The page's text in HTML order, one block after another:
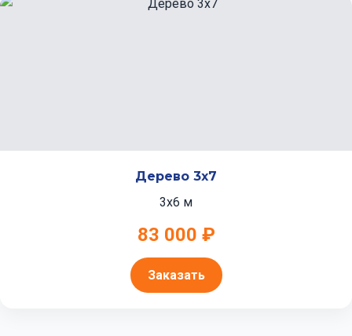
Дерево 3x7
3x6 м
83 000 ₽
Заказать